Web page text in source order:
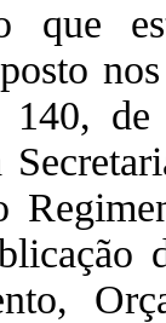
que
140,